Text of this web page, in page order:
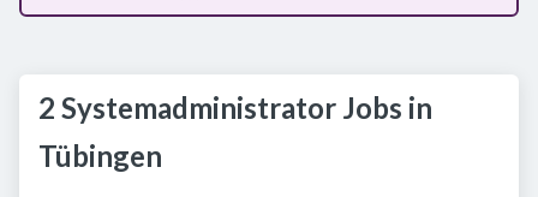
2 Systemadministrator Jobs in
Tübingen